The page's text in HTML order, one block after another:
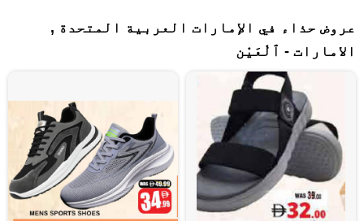
عروض حذاء في الإمارات العربية المتحدة ,
الامارات - ٱلْعَيْن‎